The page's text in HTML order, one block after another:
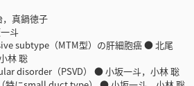
真鍋徳子
斗
subtype（MTM型）の肝細胞癌 ● 北尾
林 聡
disorder（PSVD） ● 小坂一斗，小林 聡